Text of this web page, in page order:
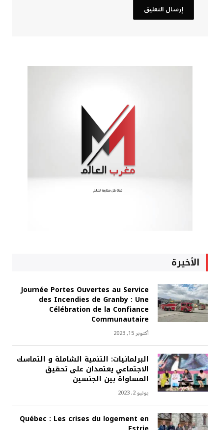
الأخيرة
Journée Portes Ouvertes au Service
des Incendies de Granby : Une
Célébration de la Confiance
Communautaire
أكتوبر 15, 2023
البرلمانيات: التنمية الشاملة و التماسك
الاجتماعي يعتمدان على تحقيق
المساواة بين الجنسين
يونيو 2, 2023
Québec : Les crises du logement en